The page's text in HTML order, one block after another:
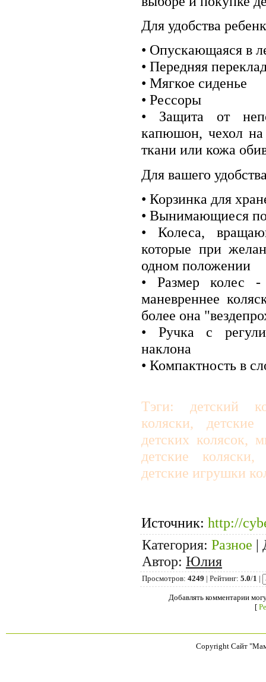
Для удобства
• Опускающаяся в
• Передняя
• Мягкое сиденье
• Рессоры
• Защита от
капюшон, чехол на
ткани или кожа
Для вашего
• Корзинка для
• Вынимающиеся
• Колеса,
которые при
одном положении
• Размер колес
маневреннее
более она
• Ручка с
наклона
• Компактность в
Тэги: детский
коляски,
детских колясок,
детские
детские игрушки
Источник: http://
Категория: Разное |
Автор: Юлия
Просмотров: 4249 | Рейтинг: 5.0/1 |
Добавлять комментарии
[
Copyright Сайт